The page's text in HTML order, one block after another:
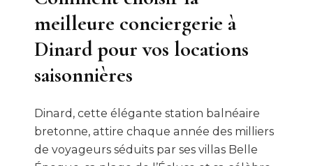
meilleure conciergerie à
Dinard pour vos locations
saisonnières
Dinard, cette élégante station balnéaire
bretonne, attire chaque année des milliers
de voyageurs séduits par ses villas Belle